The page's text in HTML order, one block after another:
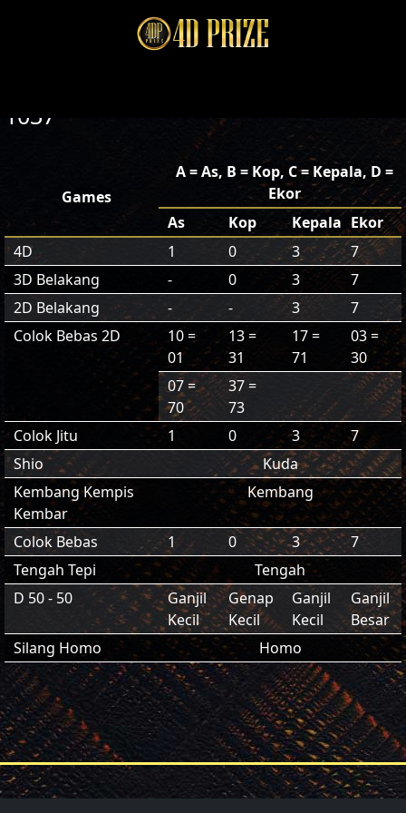
1037
Games
A = As, B = Kop, C = Kepala, D =
Ekor
As
Kop Kepala Ekor
4D
1 0 3
7
3D Belakang
- 0 3
7
2D Belakang
- - 3
7
Colok Bebas 2D
10 =
01
13 =
31
17 =
71
03 =
30
07 =
70
37 =
73
Colok Jitu
1 0 3
7
Shio
Kuda
Kembang Kempis
Kembar
Kembang
Colok Bebas 1 0 3
7
Tengah Tepi
Tengah
D 50 - 50
Ganjil
Kecil
Genap
Kecil
Ganjil
Kecil
Ganjil
Besar
Silang Homo
Homo